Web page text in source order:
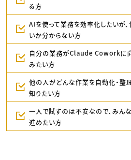
る方
AIを使って業務を効率化したいが
いか分からない方
自分の業務がClaude Coworkに向
みたい方
他の人がどんな作業を自動化・整
知りたい方
一人で試すのは不安なので、みん
進めたい方